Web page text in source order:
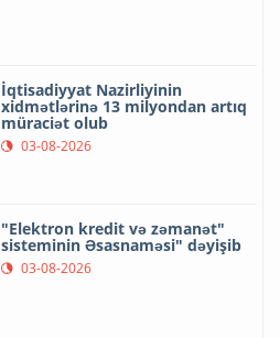
İqtisadiyyat Nazirliyinin
xidmətlərinə 13 milyondan artıq
müraciət olub
03-08-2026
"Elektron kredit və zəmanət"
sisteminin Əsasnaməsi" dəyişib
03-08-2026